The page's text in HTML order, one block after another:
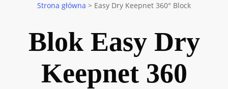
Strona główna > Easy Dry Keepnet 360° Block
Blok Easy Dry
Keepnet 360